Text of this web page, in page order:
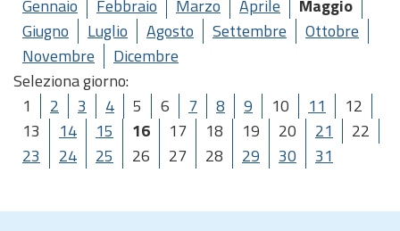
Gennaio
Febbraio Marzo Aprile
Maggio
Giugno
Luglio Agosto Settembre
Ottobre
Novembre
Dicembre
Seleziona giorno:
1
2 3 4 5 6 7 8 9 10 11
12
13
14 15 16 17 18 19 20 21
22
23
24 25 26 27 28 29 30 31